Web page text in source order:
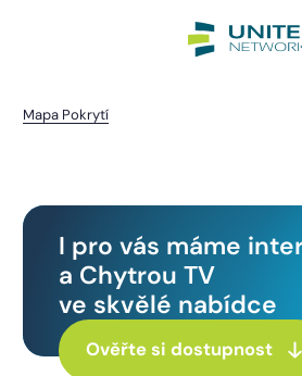
Mapa Pokrytí
I pro vás máme
a Chytrou TV
ve skvělé nabídce
Ověřte si dostupnost